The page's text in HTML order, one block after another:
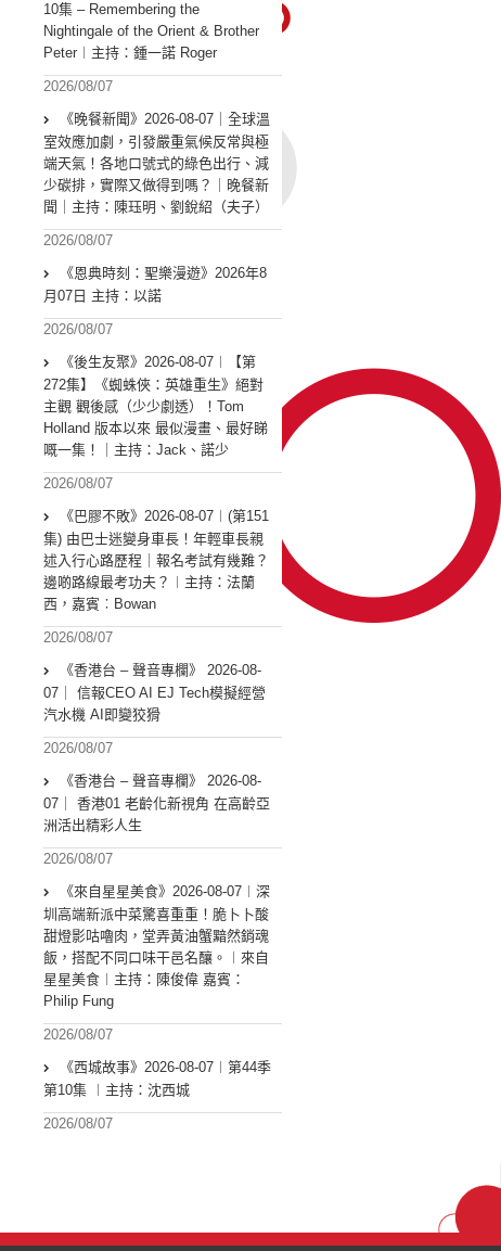
10集 – Remembering the
Nightingale of the Orient & Brother
Peter︱主持：鍾一諾 Roger
2026/08/07
《晚餐新聞》2026-08-07｜全球溫
室效應加劇，引發嚴重氣候反常與極
端天氣！各地口號式的綠色出行、減
少碳排，實際又做得到嗎？｜晚餐新
聞｜主持：陳珏明、劉銳紹（夫子）
2026/08/07
《恩典時刻：聖樂漫遊》2026年8
月07日 主持：以諾
2026/08/07
《後生友聚》2026-08-07︱【第
272集】《蜘蛛俠：英雄重生》絕對
主觀 觀後感（少少劇透）！Tom
Holland 版本以來 最似漫畫、最好睇
嘅一集！｜主持：Jack、諾少
2026/08/07
《巴膠不敗》2026-08-07︱(第151
集) 由巴士迷變身車長！年輕車長親
述入行心路歷程｜報名考試有幾難？
邊啲路線最考功夫？︱主持：法蘭
西，嘉賓︰Bowan
2026/08/07
《香港台 – 聲音專欄》 2026-08-
07｜ 信報CEO AI EJ Tech模擬經營
汽水機 AI即變狡猾
2026/08/07
《香港台 – 聲音專欄》 2026-08-
07｜ 香港01 老齡化新視角 在高齡亞
洲活出精彩人生
2026/08/07
《來自星星美食》2026-08-07︱深
圳高端新派中菜驚喜重重！脆卜卜酸
甜燈影咕嚕肉，堂弄黃油蟹黯然銷魂
飯，搭配不同口味干邑名釀。︱來自
星星美食︱主持：陳俊偉 嘉賓：
Philip Fung
2026/08/07
《西城故事》2026-08-07︱第44季
第10集 ︱主持：沈西城
2026/08/07